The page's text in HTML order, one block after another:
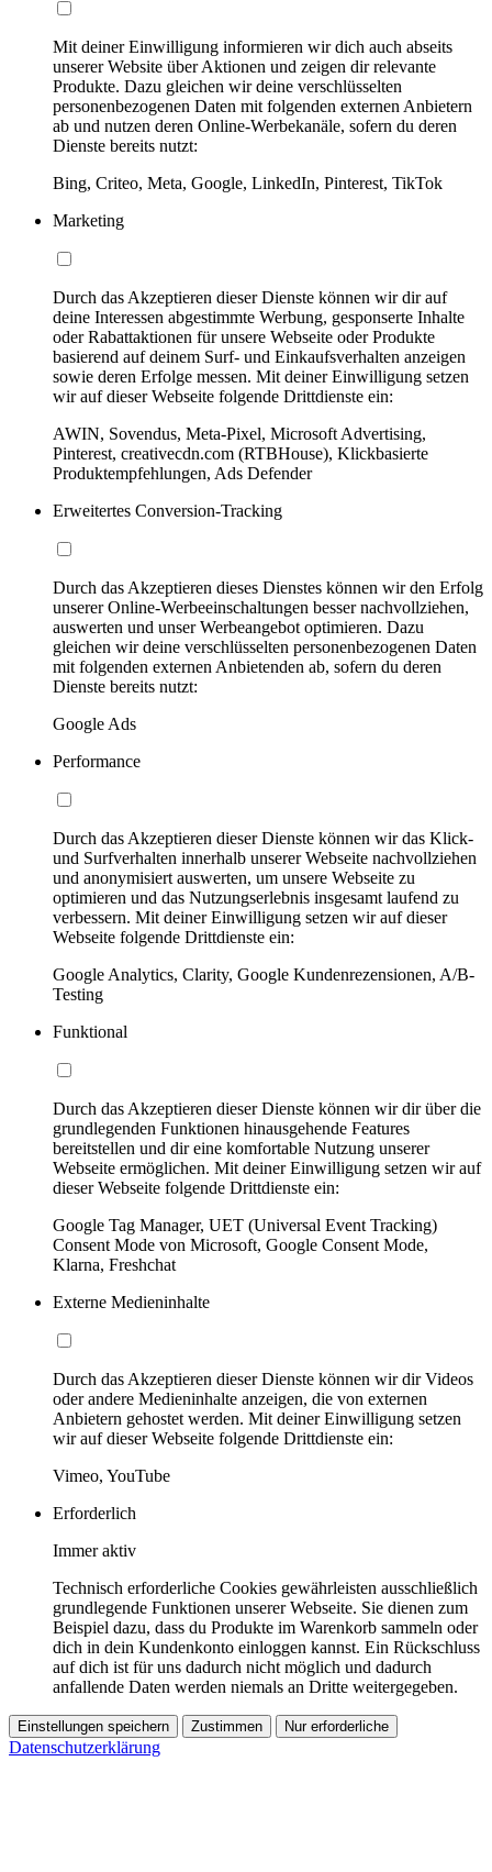
Mit deiner Einwilligung informieren wir dich auch abseits
unserer Website über Aktionen und zeigen dir relevante
Produkte. Dazu gleichen wir deine verschlüsselten
personenbezogenen Daten mit folgenden externen Anbietern
ab und nutzen deren Online-Werbekanäle, sofern du deren
Dienste bereits nutzt:
Bing, Criteo, Meta, Google, LinkedIn, Pinterest, TikTok
Marketing
Durch das Akzeptieren dieser Dienste können wir dir auf
deine Interessen abgestimmte Werbung, gesponserte Inhalte
oder Rabattaktionen für unsere Webseite oder Produkte
basierend auf deinem Surf- und Einkaufsverhalten anzeigen
sowie deren Erfolge messen. Mit deiner Einwilligung setzen
wir auf dieser Webseite folgende Drittdienste ein:
AWIN, Sovendus, Meta-Pixel, Microsoft Advertising,
Pinterest, creativecdn.com (RTBHouse), Klickbasierte
Produktempfehlungen, Ads Defender
Erweitertes Conversion-Tracking
Durch das Akzeptieren dieses Dienstes können wir den Erfolg
unserer Online-Werbeeinschaltungen besser nachvollziehen,
auswerten und unser Werbeangebot optimieren. Dazu
gleichen wir deine verschlüsselten personenbezogenen Daten
mit folgenden externen Anbietenden ab, sofern du deren
Dienste bereits nutzt:
Google Ads
Performance
Durch das Akzeptieren dieser Dienste können wir das Klick-
und Surfverhalten innerhalb unserer Webseite nachvollziehen
und anonymisiert auswerten, um unsere Webseite zu
optimieren und das Nutzungserlebnis insgesamt laufend zu
verbessern. Mit deiner Einwilligung setzen wir auf dieser
Webseite folgende Drittdienste ein:
Google Analytics, Clarity, Google Kundenrezensionen, A/B-
Testing
Funktional
Durch das Akzeptieren dieser Dienste können wir dir über die
grundlegenden Funktionen hinausgehende Features
bereitstellen und dir eine komfortable Nutzung unserer
Webseite ermöglichen. Mit deiner Einwilligung setzen wir auf
dieser Webseite folgende Drittdienste ein:
Google Tag Manager, UET (Universal Event Tracking)
Consent Mode von Microsoft, Google Consent Mode,
Klarna, Freshchat
Externe Medieninhalte
Durch das Akzeptieren dieser Dienste können wir dir Videos
oder andere Medieninhalte anzeigen, die von externen
Anbietern gehostet werden. Mit deiner Einwilligung setzen
wir auf dieser Webseite folgende Drittdienste ein:
Vimeo, YouTube
Erforderlich
Immer aktiv
Technisch erforderliche Cookies gewährleisten ausschließlich
grundlegende Funktionen unserer Webseite. Sie dienen zum
Beispiel dazu, dass du Produkte im Warenkorb sammeln oder
dich in dein Kundenkonto einloggen kannst. Ein Rückschluss
auf dich ist für uns dadurch nicht möglich und dadurch
anfallende Daten werden niemals an Dritte weitergegeben.
Einstellungen speichern Zustimmen Nur erforderliche
Datenschutzerklärung